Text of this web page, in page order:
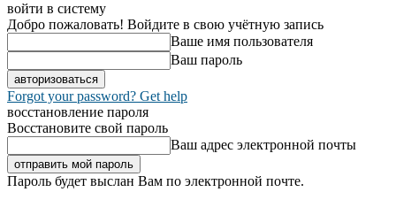
войти в систему
Добро пожаловать! Войдите в свою учётную запись
Ваше имя пользователя
Ваш пароль
Forgot your password? Get help
восстановление пароля
Восстановите свой пароль
Ваш адрес электронной почты
Пароль будет выслан Вам по электронной почте.